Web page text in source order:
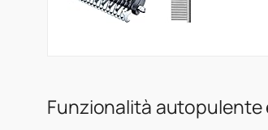
Funzionalità autopulente